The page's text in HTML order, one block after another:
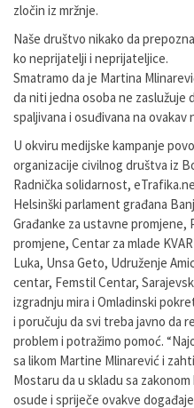
zločin iz mržnje.
Naše društvo nikako da
ko neprijatelji i neprijateljice.
Smatramo da je Martina
da niti jedna osoba ne
spaljivana i osuđivana na ovakav
U okviru medijske kampanje
organizacije civilnog društva iz
Radnička solidarnost,
Helsinški parlament građana
Građanke za ustavne promjene,
promjene, Centar za mlade
Luka, Unsa Geto, Udruženje
centar, Femstil Centar,
izgradnju mira i Omladinski
i poručuju da svi treba javno da
problem i potražimo pomoć.
sa likom Martine Mlinarević i
Mostaru da u skladu sa
osude i spriječe ovakve